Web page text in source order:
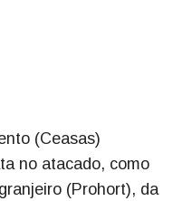
(Ceasas)
no atacado, como
(Prohort), da